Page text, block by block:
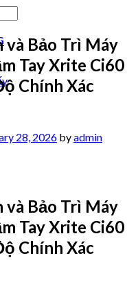
và Bảo Trì Máy
Tay Xrite Ci60
Chính Xác
28, 2026 byadmin
và Bảo Trì Máy
Tay Xrite Ci60
Chính Xác